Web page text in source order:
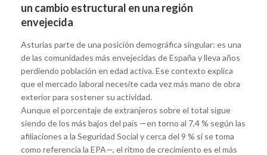
un cambio estructural en una región
envejecida
Asturias parte de una posición demográfica singular: es una
de las comunidades más envejecidas de España y lleva años
perdiendo población en edad activa. Ese contexto explica
que el mercado laboral necesite cada vez más mano de obra
exterior para sostener su actividad.
Aunque el porcentaje de extranjeros sobre el total sigue
siendo de los más bajos del país —en torno al 7,4 % según las
afiliaciones a la Seguridad Social y cerca del 9 % si se toma
como referencia la EPA—, el ritmo de crecimiento es el más